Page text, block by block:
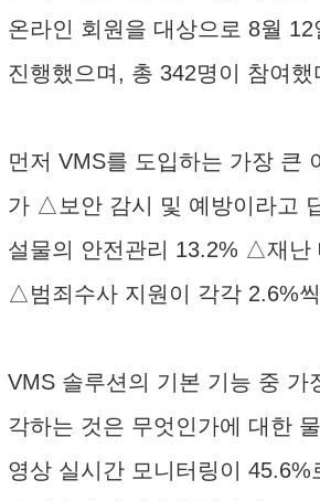
온라인 회원을 대상으로 8월 12
진행했으며, 총 342명이 참여했
먼저 VMS를 도입하는 가장 큰
가 △보안 감시 및 예방이라고
설물의 안전관리 13.2% △재난
△범죄수사 지원이 각각 2.6%
VMS 솔루션의 기본 기능 중 가
각하는 것은 무엇인가에 대한
영상 실시간 모니터링이 45.6%